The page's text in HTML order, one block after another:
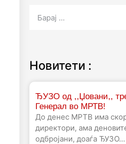
Новитети :
ЂУЗО од ,,Џовани,,
Генерал во МРТВ!
До денес МРТВ има
директори, ама
одбројани, доаѓа ЂУЗО…